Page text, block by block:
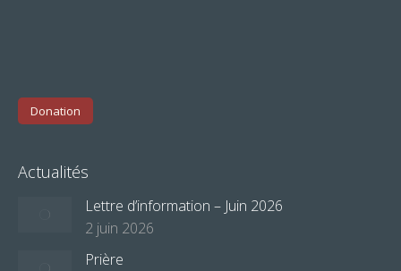
Donation
Actualités
Lettre d’information – Juin 2026
2 juin 2026
Prière